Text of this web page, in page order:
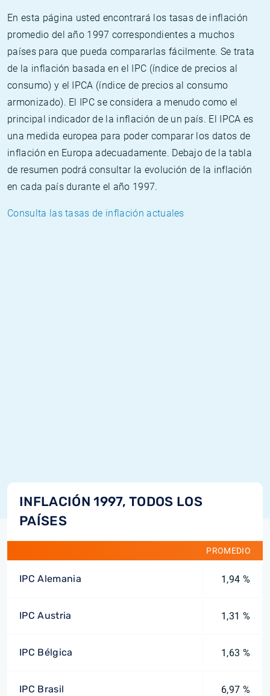
En esta página usted encontrará los tasas de inflación
promedio del año 1997 correspondientes a muchos
países para que pueda compararlas fácilmente. Se trata
de la inflación basada en el IPC (índice de precios al
consumo) y el IPCA (índice de precios al consumo
armonizado). El IPC se considera a menudo como el
principal indicador de la inflación de un país. El IPCA es
una medida europea para poder comparar los datos de
inflación en Europa adecuadamente. Debajo de la tabla
de resumen podrá consultar la evolución de la inflación
en cada país durante el año 1997.
Consulta las tasas de inflación actuales
INFLACIÓN 1997, TODOS LOS
PAÍSES
PROMEDIO
IPC Alemania 1,94 %
IPC Austria 1,31 %
IPC Bélgica 1,63 %
IPC Brasil 6,97 %